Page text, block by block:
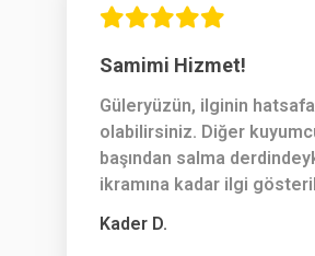
Samimi Hizmet!
Güleryüzün, ilginin
olabilirsiniz. Diğer
başından salma
ikramına kadar ilgi
Kader D.